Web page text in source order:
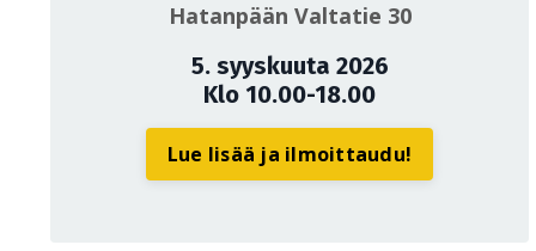
Hatanpään Valtatie 30
5. syyskuuta 2026
Klo 10.00-18.00
Lue lisää ja ilmoittaudu!